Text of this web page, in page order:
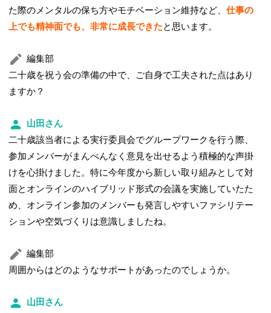
た際のメンタルの保ち方やモチベーション維持など、仕事の
上でも精神面でも、非常に成長できたと思います。
編集部
二十歳を祝う会の準備の中で、ご自身で工夫された点はあり
ますか？
山田さん
二十歳該当者による実行委員会でグループワークを行う際、
参加メンバーがまんべんなく意見を出せるよう積極的な声掛
けを心掛けました。特に今年度から新しい取り組みとして対
面とオンラインのハイブリッド形式の会議を実施していたた
め、オンライン参加のメンバーも発言しやすいファシリテー
ションや空気づくりは意識しましたね。
編集部
周囲からはどのようなサポートがあったのでしょうか。
山田さん